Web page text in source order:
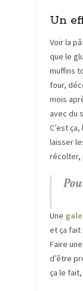
Un
Voir la
que le
muffins
four,
mois
avec du
C’est
laisser
récolter,
Une
et ça
Faire une
d’être
ça le fait,